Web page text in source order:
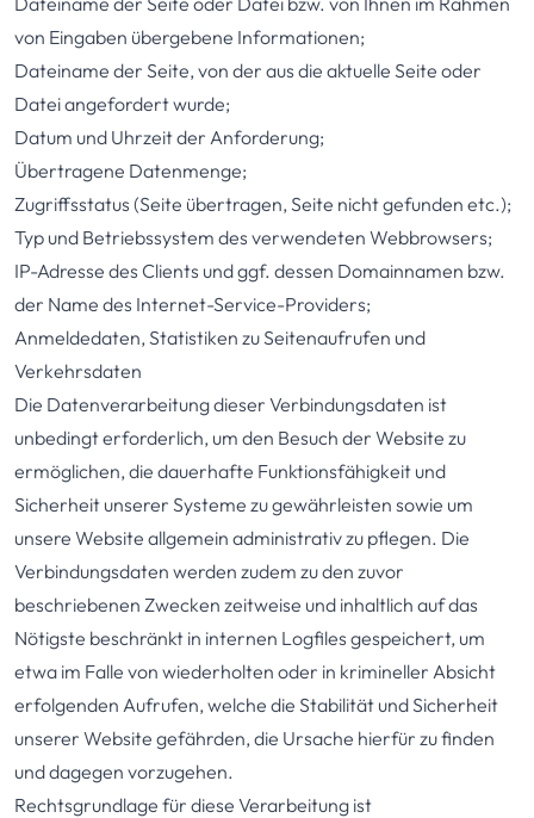
von Eingaben übergebene Informationen;
Dateiname der Seite, von der aus die aktuelle Seite oder
Datei angefordert wurde;
Datum und Uhrzeit der Anforderung;
Übertragene Datenmenge;
Zugriffsstatus (Seite übertragen, Seite nicht gefunden etc.);
Typ und Betriebssystem des verwendeten Webbrowsers;
IP-Adresse des Clients und ggf. dessen Domainnamen bzw.
der Name des Internet-Service-Providers;
Anmeldedaten, Statistiken zu Seitenaufrufen und
Verkehrsdaten
Die Datenverarbeitung dieser Verbindungsdaten ist
unbedingt erforderlich, um den Besuch der Website zu
ermöglichen, die dauerhafte Funktionsfähigkeit und
Sicherheit unserer Systeme zu gewährleisten sowie um
unsere Website allgemein administrativ zu pflegen. Die
Verbindungsdaten werden zudem zu den zuvor
beschriebenen Zwecken zeitweise und inhaltlich auf das
Nötigste beschränkt in internen Logfiles gespeichert, um
etwa im Falle von wiederholten oder in krimineller Absicht
erfolgenden Aufrufen, welche die Stabilität und Sicherheit
unserer Website gefährden, die Ursache hierfür zu finden
und dagegen vorzugehen.
Rechtsgrundlage für diese Verarbeitung ist